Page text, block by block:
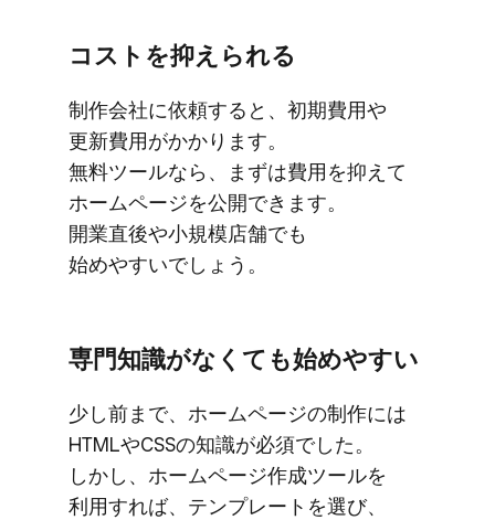
コストを​抑えられる
制作会社に​依頼すると、​初期費用や​
更新費用が​かかります。​
無料ツールなら、​まずは​費用を​抑えて​
ホームページを​公開できます。​
開業直後や​小規模店舗でも​
始めやすいでしょう。
専門知識が​なくても​始めやすい
少し​前まで、​ホームページの​制作には​
HTMLや​CSSの​知識が​必須でした。​
しかし、​ホームページ作成ツールを​
利用すれば、​テンプレートを​選び、​